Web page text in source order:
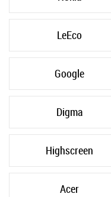
LeEco
Google
Digma
Highscreen
Acer